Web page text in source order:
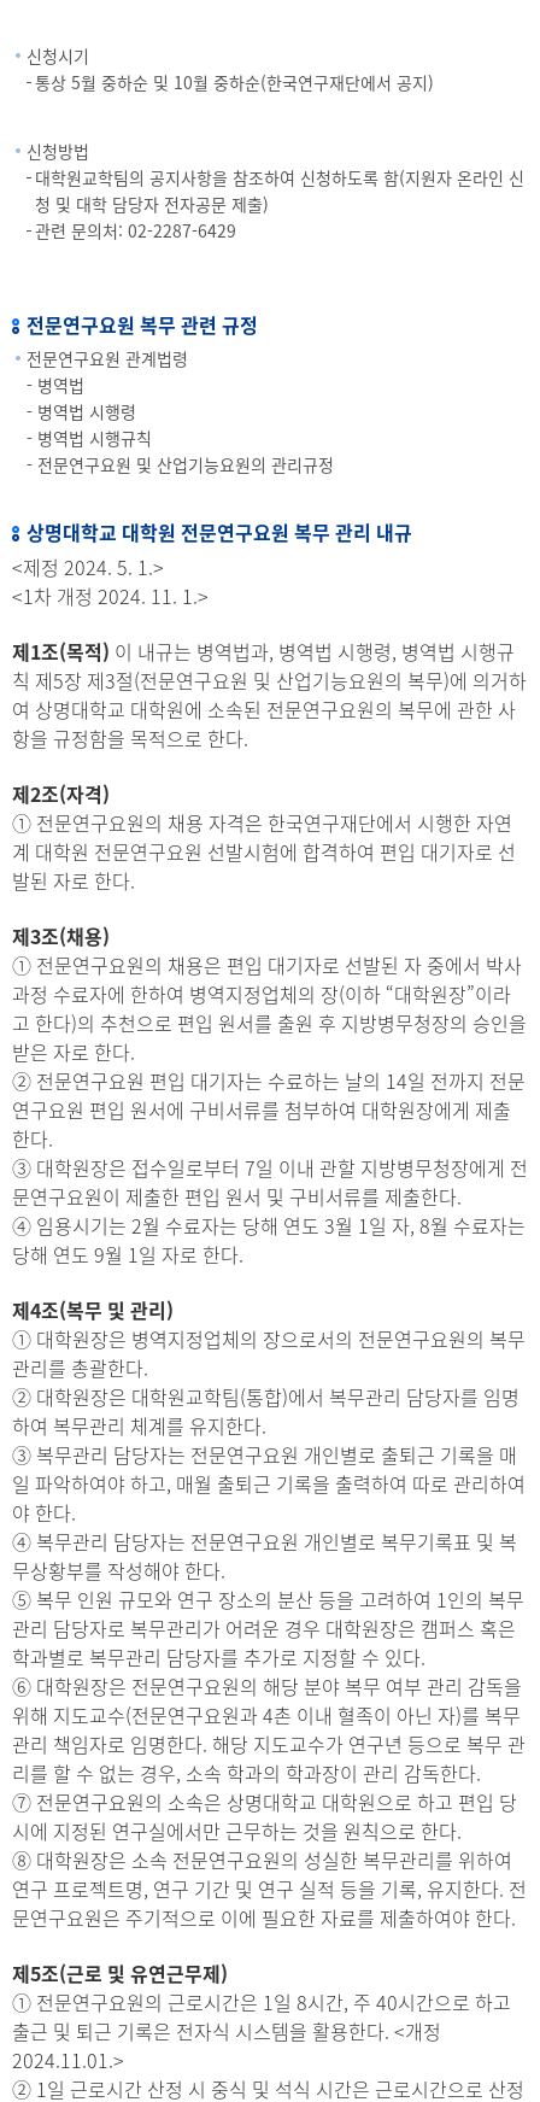
신청시기
통상 5월 중하순 및 10월 중하순(한국연구재단에서 공지)
신청방법
대학원교학팀의 공지사항을 참조하여 신청하도록 함(지원자 온라인 신
청 및 대학 담당자 전자공문 제출)
관련 문의처: 02-2287-6429
전문연구요원 복무 관련 규정
전문연구요원 관계법령
- 병역법
- 병역법 시행령
- 병역법 시행규칙
- 전문연구요원 및 산업기능요원의 관리규정
상명대학교 대학원 전문연구요원 복무 관리 내규
<제정 2024. 5. 1.>
<1차 개정 2024. 11. 1.>
제1조(목적) 이 내규는 병역법과, 병역법 시행령, 병역법 시행규
칙 제5장 제3절(전문연구요원 및 산업기능요원의 복무)에 의거하
여 상명대학교 대학원에 소속된 전문연구요원의 복무에 관한 사
항을 규정함을 목적으로 한다.
제2조(자격)
① 전문연구요원의 채용 자격은 한국연구재단에서 시행한 자연
계 대학원 전문연구요원 선발시험에 합격하여 편입 대기자로 선
발된 자로 한다.
제3조(채용)
① 전문연구요원의 채용은 편입 대기자로 선발된 자 중에서 박사
과정 수료자에 한하여 병역지정업체의 장(이하 “대학원장”이라
고 한다)의 추천으로 편입 원서를 출원 후 지방병무청장의 승인을
받은 자로 한다.
② 전문연구요원 편입 대기자는 수료하는 날의 14일 전까지 전문
연구요원 편입 원서에 구비서류를 첨부하여 대학원장에게 제출
한다.
③ 대학원장은 접수일로부터 7일 이내 관할 지방병무청장에게 전
문연구요원이 제출한 편입 원서 및 구비서류를 제출한다.
④ 임용시기는 2월 수료자는 당해 연도 3월 1일 자, 8월 수료자는
당해 연도 9월 1일 자로 한다.
제4조(복무 및 관리)
① 대학원장은 병역지정업체의 장으로서의 전문연구요원의 복무
관리를 총괄한다.
② 대학원장은 대학원교학팀(통합)에서 복무관리 담당자를 임명
하여 복무관리 체계를 유지한다.
③ 복무관리 담당자는 전문연구요원 개인별로 출퇴근 기록을 매
일 파악하여야 하고, 매월 출퇴근 기록을 출력하여 따로 관리하여
야 한다.
④ 복무관리 담당자는 전문연구요원 개인별로 복무기록표 및 복
무상황부를 작성해야 한다.
⑤ 복무 인원 규모와 연구 장소의 분산 등을 고려하여 1인의 복무
관리 담당자로 복무관리가 어려운 경우 대학원장은 캠퍼스 혹은
학과별로 복무관리 담당자를 추가로 지정할 수 있다.
⑥ 대학원장은 전문연구요원의 해당 분야 복무 여부 관리 감독을
위해 지도교수(전문연구요원과 4촌 이내 혈족이 아닌 자)를 복무
관리 책임자로 임명한다. 해당 지도교수가 연구년 등으로 복무 관
리를 할 수 없는 경우, 소속 학과의 학과장이 관리 감독한다.
⑦ 전문연구요원의 소속은 상명대학교 대학원으로 하고 편입 당
시에 지정된 연구실에서만 근무하는 것을 원칙으로 한다.
⑧ 대학원장은 소속 전문연구요원의 성실한 복무관리를 위하여
연구 프로젝트명, 연구 기간 및 연구 실적 등을 기록, 유지한다. 전
문연구요원은 주기적으로 이에 필요한 자료를 제출하여야 한다.
제5조(근로 및 유연근무제)
① 전문연구요원의 근로시간은 1일 8시간, 주 40시간으로 하고
출근 및 퇴근 기록은 전자식 시스템을 활용한다. <개정
2024.11.01.>
② 1일 근로시간 산정 시 중식 및 석식 시간은 근로시간으로 산정